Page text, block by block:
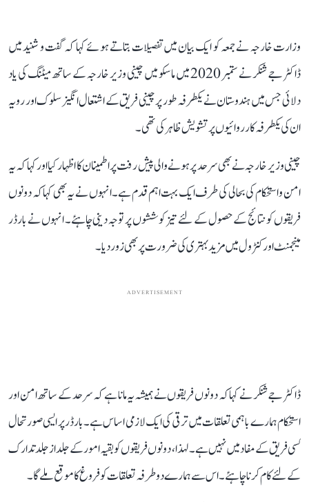
وزارت خارجہ نے جمعہ کو ایک بیان میں تفصیلات بتاتے ہوئے کہا کہ گفت و شنید میں
ڈاکٹر جے شنکر نے ستمبر 2020 میں ماسکو میں چینی وزیر خارجہ کے ساتھ میٹنگ کی یاد
دلائی جس میں ہندوستان نے یکطرفہ طور پر چینی فریق کے اشتعال انگیز سلوک اور رویہ
ان کی یکطرفہ کارروائیوں پر تشویش ظاہر کی تھی۔
چینی وزیر خارجہ نے بھی سرحد پر ہونے والی پیش رفت پر اطمینان کا اظہار کیا اور کہا کہ یہ
امن و استحکام کی بحالی کی طرف ایک بہت اہم قدم ہے۔ انہوں نے یہ بھی کہا کہ دونوں
فریقوں کو نتائج کے حصول کے لئے تیز کوششوں پر توجہ دینی چاہئے۔ انہوں نے بارڈر
مینجمنٹ اور کنٹرول میں مزید بہتری کی ضرورت پر بھی زور دیا۔
ADVERTISEMENT
ڈاکٹر جے شنکر نے کہا کہ دونوں فریقوں نے ہمیشہ یہ مانا ہے کہ سرحد کے ساتھ امن اور
استحکام ہمارے باہمی تعلقات میں ترقی کی ایک لازمی اساس ہے۔ بارڈر پر ایسی صورتحال
کسی فریق کے مفاد میں نہیں ہے۔ لہذا ، دونوں فریقوں کو بقیہ امورکے جلد از جلد تدارک
کے لئے کام کرنا چاہئے۔ اس سے ہمارے دوطرفہ تعلقات کو فروغ کا موقع ملے گا۔